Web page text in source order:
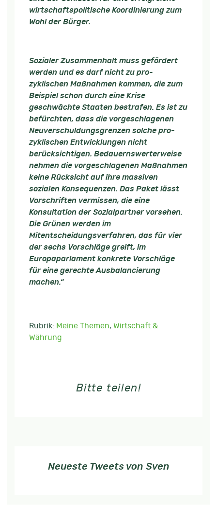
wirtschaftspolitische Koordinierung zum
Wohl der Bürger.
Sozialer Zusammenhalt muss gefördert
werden und es darf nicht zu pro-
zyklischen Maßnahmen kommen, die zum
Beispiel schon durch eine Krise
geschwächte Staaten bestrafen. Es ist zu
befürchten, dass die vorgeschlagenen
Neuverschuldungsgrenzen solche pro-
zyklischen Entwicklungen nicht
berücksichtigen. Bedauernswerterweise
nehmen die vorgeschlagenen Maßnahmen
keine Rücksicht auf ihre massiven
sozialen Konsequenzen. Das Paket lässt
Vorschriften vermissen, die eine
Konsultation der Sozialpartner vorsehen.
Die Grünen werden im
Mitentscheidungsverfahren, das für vier
der sechs Vorschläge greift, im
Europaparlament konkrete Vorschläge
für eine gerechte Ausbalancierung
machen.“
Rubrik: Meine Themen, Wirtschaft &
Währung
Bitte teilen!
Neueste Tweets von Sven